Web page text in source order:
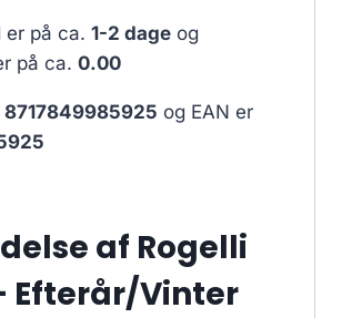
er på ca. 1-2 dage og
på ca. 0.00
8717849985925 og EAN er
af Rogelli
Efterår/Vinter